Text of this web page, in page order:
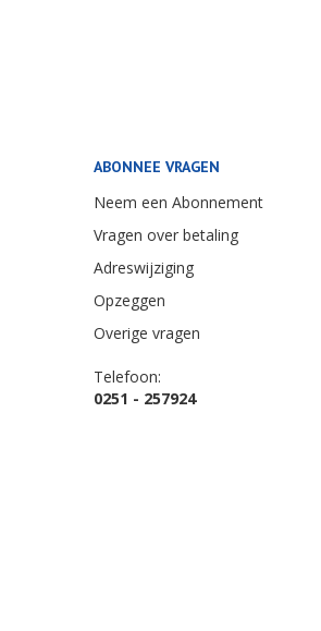
ABONNEE VRAGEN
Neem een Abonnement
Vragen over betaling
Adreswijziging
Opzeggen
Overige vragen
Telefoon:
0251 - 257924